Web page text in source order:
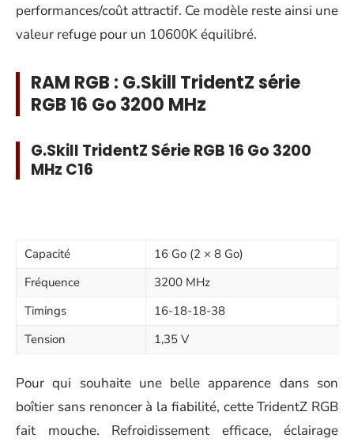
performances/coût attractif. Ce modèle reste ainsi une
valeur refuge pour un 10600K équilibré.
RAM RGB : G.Skill TridentZ série
RGB 16 Go 3200 MHz
G.Skill TridentZ Série RGB 16 Go 3200
MHz C16
Capacité
16 Go (2 × 8 Go)
Fréquence
3200 MHz
Timings
16-18-18-38
Tension
1,35 V
Pour qui souhaite une belle apparence dans son
boîtier sans renoncer à la fiabilité, cette TridentZ RGB
fait mouche. Refroidissement efficace, éclairage